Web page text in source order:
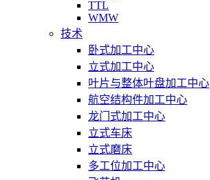
TTL
WMW
技术
卧式加工中心
立式加工中心
叶片与整体叶盘加工中心
航空结构件加工中心
龙门式加工中心
立式车床
立式磨床
多工位加工中心